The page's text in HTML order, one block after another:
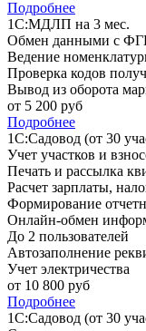
Подробнее
1С:МДЛП на 3 мес.
Обмен данными с
Ведение
Проверка кодов
Вывод из оборота
от 5 200 руб
Подробнее
1С:Садовод (от 30
Учет участков и
Печать и рассылка
Расчет зарплаты,
Формирование
Онлайн-обмен
До 2 пользователей
Автозаполнение
Учет электричества
от 10 800 руб
Подробнее
1С:Садовод (от 30